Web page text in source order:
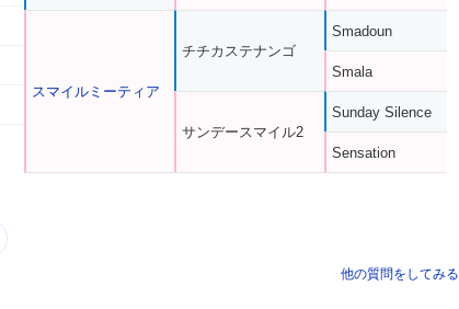
スマイルミーティア
チチカステナンゴ
サンデースマイル2
Smadoun
Smala
Sunday Silence
Sensation
他の質問をしてみる